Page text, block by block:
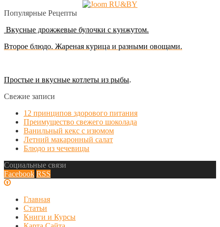
Популярные Рецепты
Вкусные дрожжевые булочки с кунжутом.
Второе блюдо. Жареная курица и разными овощами.
Простые и вкусные котлеты из рыбы.
Свежие записи
12 принципов здорового питания
Преимущество свежего шоколада
Ванильный кекс с изюмом
Летний макаронный салат
Блюдо из чечевицы
Социальные связи
Facebook RSS
Главная
Статьи
Книги и Курсы